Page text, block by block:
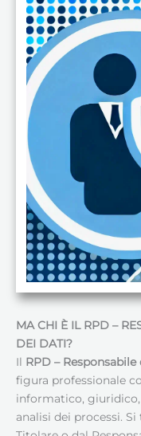
MA CHI È IL RPD –
DEI DATI?
Il RPD –
figura professionale
informatico,
analisi dei processi.